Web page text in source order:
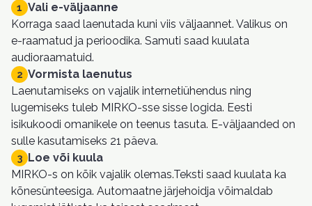
1 Vali e-väljaanne
Korraga saad laenutada kuni viis väljaannet. Valikus on
e-raamatud ja perioodika. Samuti saad kuulata
audioraamatuid.
2 Vormista laenutus
Laenutamiseks on vajalik internetiühendus ning
lugemiseks tuleb MIRKO-sse sisse logida. Eesti
isikukoodi omanikele on teenus tasuta. E-väljaanded on
sulle kasutamiseks 21 päeva.
3 Loe või kuula
MIRKO-s on kõik vajalik olemas.Teksti saad kuulata ka
kõnesünteesiga. Automaatne järjehoidja võimaldab